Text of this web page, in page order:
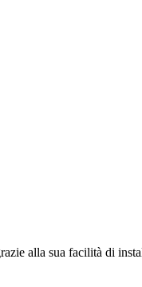
alla sua facilità di